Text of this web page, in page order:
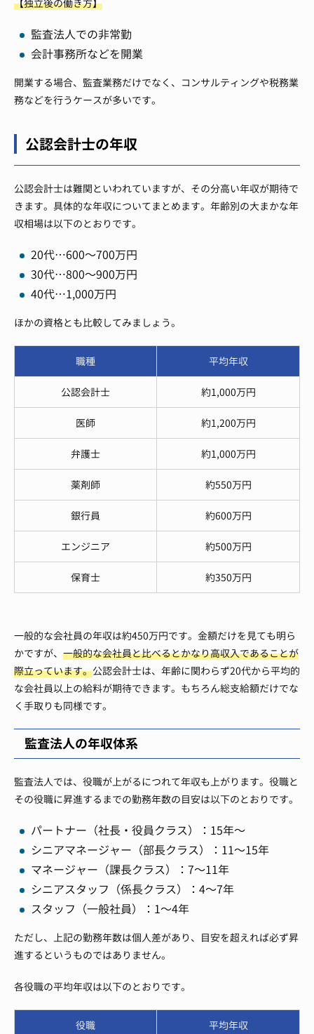
【独立後の働き方】
監査法人での非常勤
会計事務所などを開業
開業する場合、監査業務だけでなく、コンサルティングや税務業
務などを行うケースが多いです。
公認会計士の年収
公認会計士は難関といわれていますが、その分高い年収が期待で
きます。具体的な年収についてまとめます。年齢別の大まかな年
収相場は以下のとおりです。
20代…600～700万円
30代…800～900万円
40代…1,000万円
ほかの資格とも比較してみましょう。
職種 平均年収
公認会計士 約1,000万円
医師 約1,200万円
弁護士 約1,000万円
薬剤師 約550万円
銀行員 約600万円
エンジニア 約500万円
保育士 約350万円
一般的な会社員の年収は約450万円です。金額だけを見ても明ら
かですが、 一般的な会社員と比べるとかなり高収入であることが
際立っています。公認会計士は、年齢に関わらず20代から平均的
な会社員以上の給料が期待できます。もちろん総支給額だけでな
く手取りも同様です。
監査法人の年収体系
監査法人では、役職が上がるにつれて年収も上がります。役職と
その役職に昇進するまでの勤務年数の目安は以下のとおりです。
パートナー（社長・役員クラス）：15年～
シニアマネージャー（部長クラス）：11～15年
マネージャー（課長クラス）：7～11年
シニアスタッフ（係長クラス）：4～7年
スタッフ（一般社員）：1～4年
ただし、上記の勤務年数は個人差があり、目安を超えれば必ず昇
進するというものではありません。
各役職の平均年収は以下のとおりです。
役職 平均年収